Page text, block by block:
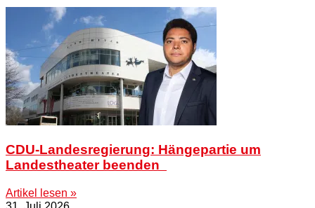
CDU-Landesregierung: Hängepartie um
Landestheater beenden
Artikel lesen »